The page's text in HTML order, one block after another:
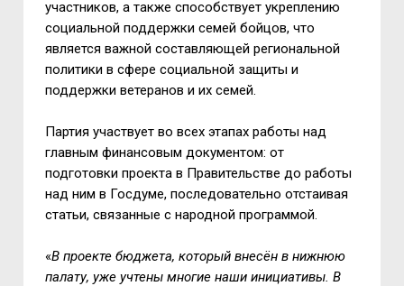
участников, а также способствует укреплению
социальной поддержки семей бойцов, что
является важной составляющей региональной
политики в сфере социальной защиты и
поддержки ветеранов и их семей.
Партия участвует во всех этапах работы над
главным финансовым документом: от
подготовки проекта в Правительстве до работы
над ним в Госдуме, последовательно отстаивая
статьи, связанные с народной программой.
«В проекте бюджета, который внесён в нижнюю
палату, уже учтены многие наши инициативы. В